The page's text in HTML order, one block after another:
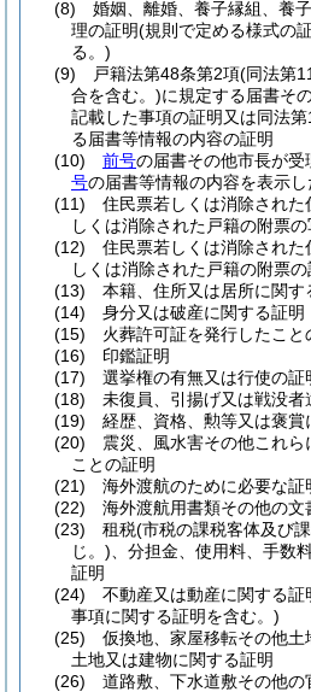
(8)
婚姻、離婚、養子縁組、養
理の証明(規則で定める様式の
る。)
(9)
戸籍法第48条第2項(同法第
合を含む。)に規定する届書そ
記載した事項の証明又は同法
る届書等情報の内容の証明
(10)
前号の届書その他市長が
号の届書等情報の内容を表示
(11)
住民票若しくは消除され
しくは消除された戸籍の附票
(12)
住民票若しくは消除され
しくは消除された戸籍の附票
(13)
本籍、住所又は居所に関す
(14)
身分又は破産に関する証明
(15)
火葬許可証を発行したこと
(16)
印鑑証明
(17)
選挙権の有無又は行使の証
(18)
未復員、引揚げ又は戦没者
(19)
経歴、資格、勲等又は褒賞
(20)
震災、風水害その他これ
ことの証明
(21)
海外渡航のために必要な証
(22)
海外渡航用書類その他の文
(23)
租税(市税の課税客体及び
じ。) 、分担金、使用料、手数
証明
(24)
不動産又は動産に関する証
事項に関する証明を含む。)
(25)
仮換地、家屋移転その他
土地又は建物に関する証明
(26)
道路敷、下水道敷その他